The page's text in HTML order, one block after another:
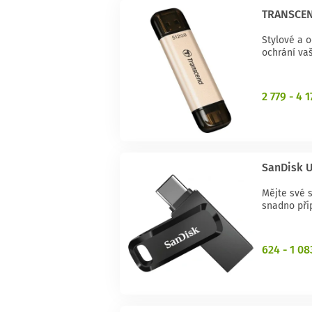
Stylové a
ochrání
2 779 - 4
SanDisk
Mějte své
snadno
624 - 1